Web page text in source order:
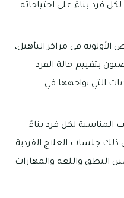
فرد بناءً على احتياجاته
في مراكز التأهيل،
بتقييم حالة الفرد
التي يواجهها في
المناسبة لكل فرد بناءً
جلسات العلاج الفردية
النطق واللغة والمهارات